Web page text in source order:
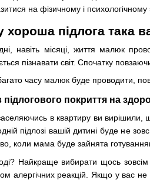
на фізичному і
хороша підлога така
навіть місяці, життя малюк
пізнавати світ. Спочатку
часу малюк буде проводити,
підлогового покриття на
в квартиру ви вирішили,
підлозі вашій дитині буде не
коли мама буде зайнята
Найкраще вибирати щось зовсім
алергічних реакцій. Якщо у вас